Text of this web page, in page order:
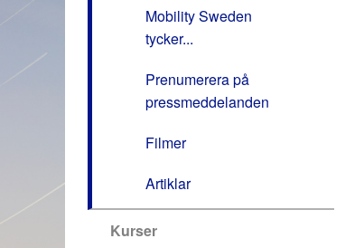
Mobility Sweden
tycker...
Prenumerera på
pressmeddelanden
Filmer
Artiklar
Kurser